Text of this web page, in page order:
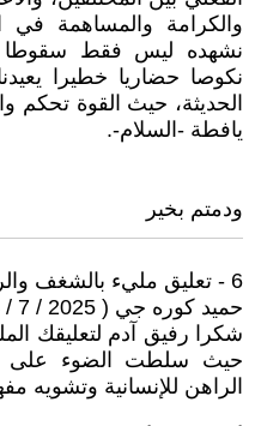
والكرامة والمساهمة
نشهده ليس فقط سقوطا
نكوصا حضاريا خطيرا
الحديثة، حيث القوة
يافطة -السلام-.
ودمتم بخير
6 - تعليق مليء بالشغف والرؤية العميقة
حميد كوره جي ( 2025 / 7 / 13 - 17:43 )
شكرا رفيق آدم لتعليقك
حيث سلطت الضوء على
الراهن للإنسانية وتشويه